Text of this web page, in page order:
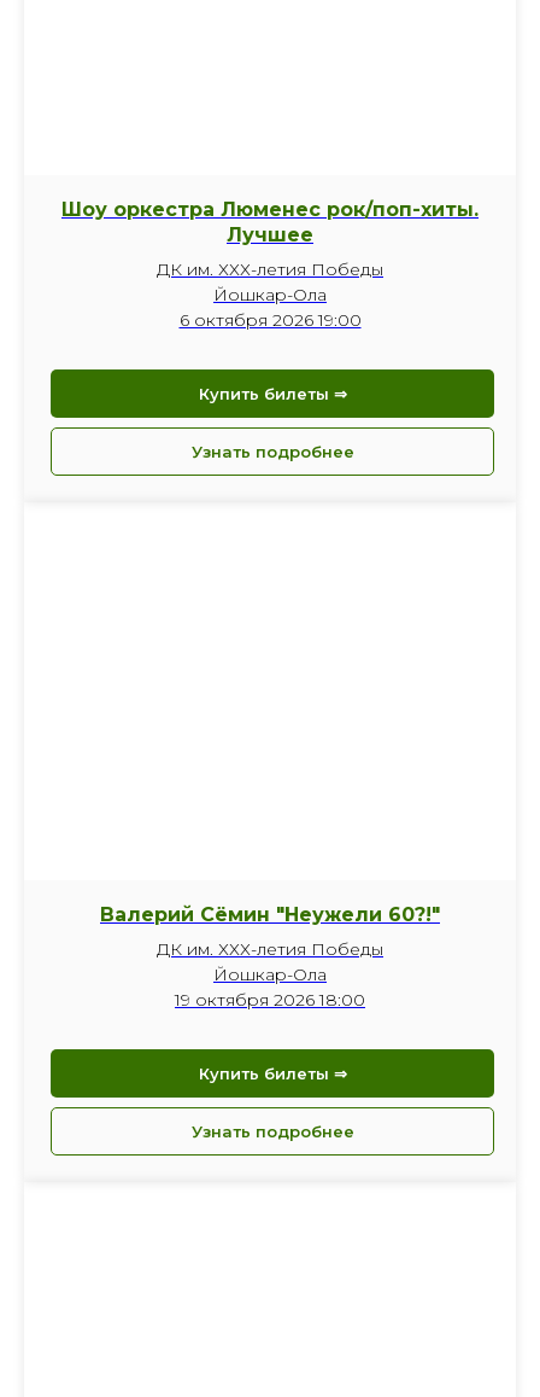
Шоу оркестра Люменес рок/поп-хиты.
Лучшее
ДК им. ХХХ-летия Победы
Йошкар-Ола
6 октября 2026 19:00
Купить билеты ⇒
Узнать подробнее
Валерий Сёмин "Неужели 60?!"
ДК им. ХХХ-летия Победы
Йошкар-Ола
19 октября 2026 18:00
Купить билеты ⇒
Узнать подробнее